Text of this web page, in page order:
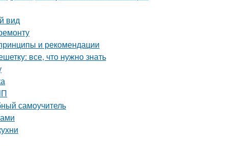
вид
и рекомендации
все, что нужно знать
самоучитель